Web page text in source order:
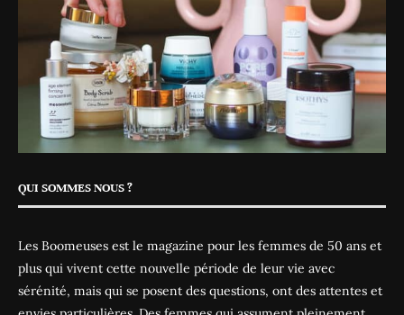
QUI SOMMES NOUS ?
Les Boomeuses est le magazine pour les femmes de 50 ans et
plus qui vivent cette nouvelle période de leur vie avec
sérénité, mais qui se posent des questions, ont des attentes et